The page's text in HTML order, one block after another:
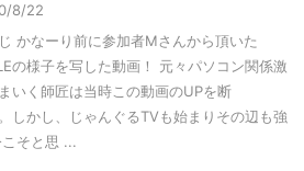
8/22
かなーり前に参加者Mさんから頂いた
の様子を写した動画！ 元々パソコン関係激
いく師匠は当時この動画のUPを断
しかし、じゃんぐるTVも始まりその辺も強
そと思 ...